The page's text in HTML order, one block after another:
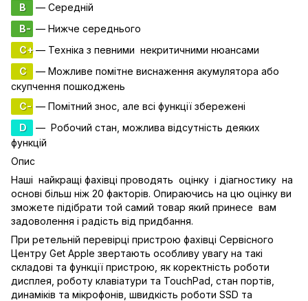
B
— Середній
B- — Нижче середнього
C+— Техніка з певними некритичними нюансами
C
— Можливе помітне виснаження акумулятора або
скупчення пошкоджень
C- — Помітний знос, але всі функції збережені
D
— Робочий стан, можлива відсутність деяких
функцій
Опис
Наші найкращі фахівці проводять оцінку і діагностику на
основі більш ніж 20 факторів. Опираючись на цю оцінку ви
зможете підібрати той самий товар який принесе вам
задоволення і радість від придбання.
При ретельній перевірці пристрою фахівці Сервісного
Центру Get Apple звертають особливу увагу на такі
складові та функції пристрою, як коректність роботи
дисплея, роботу клавіатури та TouchPad, стан портів,
динаміків та мікрофонів, швидкість роботи SSD та